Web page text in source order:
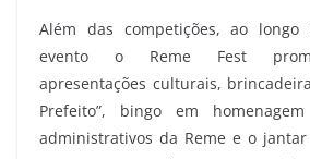
Além das competições, ao
evento o Reme Fest
apresentações culturais,
Prefeito”, bingo em
administrativos da Reme e o